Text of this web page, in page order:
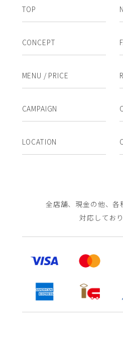
TOP
CONCEPT
MENU / PRICE
CAMPAIGN
LOCATION
全店舗、現金の他、各
対応しており